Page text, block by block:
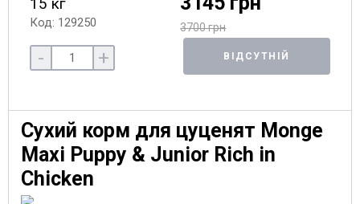
Код: 129250 3700 грн
- + ВІДСУТНІЙ
Сухий корм для цуценят Monge
Maxi Puppy & Junior Rich in
Chicken